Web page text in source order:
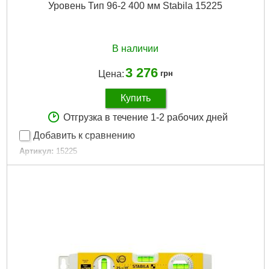
Уровень Тип 96-2 400 мм Stabila 15225
В наличии
Цена:3 276 грн
Купить
Отгрузка в течение 1-2 рабочих дней
Добавить к сравнению
Артикул: 15225
Код товара: 19.27.54